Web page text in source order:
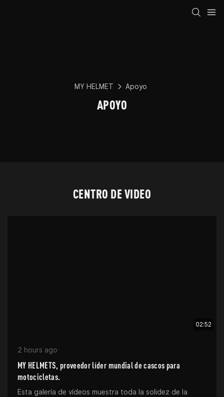
MY HELMET Apoyo
APOYO
CENTRO DE VIDEO
02:52
2 hours ago
MY HELMETS, proveedor líder mundial de cascos para
motocicletas.
Esta galería de vídeos muestra toda la solidez de la